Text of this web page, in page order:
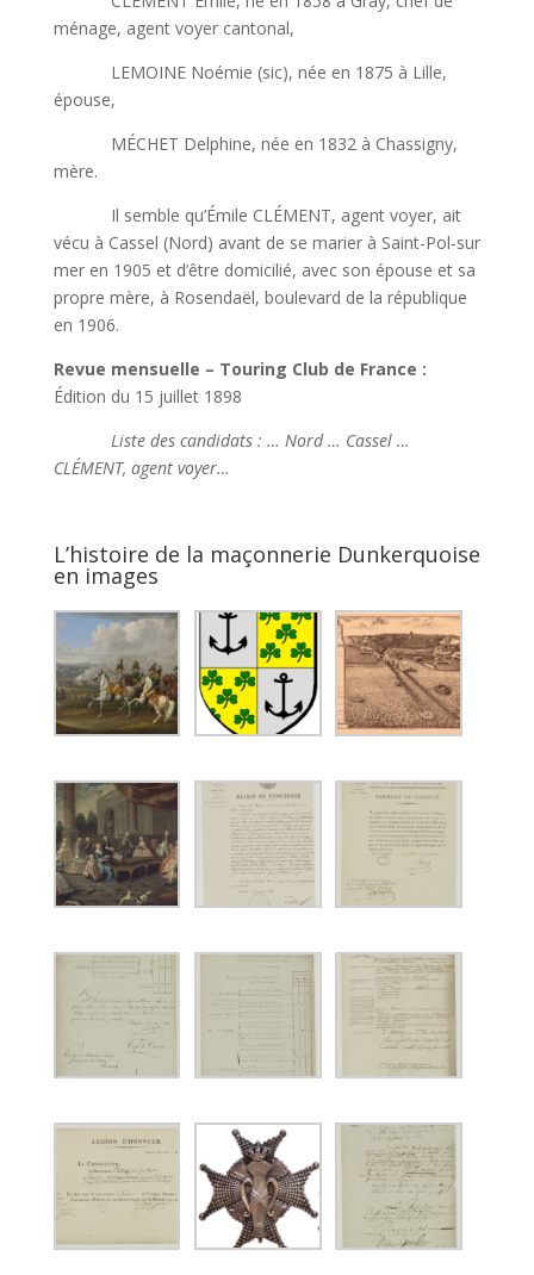
ménage, agent voyer cantonal,
LEMOINE Noémie (sic), née en 1875 à Lille,
épouse,
MÉCHET Delphine, née en 1832 à Chassigny,
mère.
Il semble qu’Émile CLÉMENT, agent voyer, ait
vécu à Cassel (Nord) avant de se marier à Saint-Pol-sur
mer en 1905 et d’être domicilié, avec son épouse et sa
propre mère, à Rosendaël, boulevard de la république
en 1906.
Revue mensuelle – Touring Club de France :
Édition du 15 juillet 1898
Liste des candidats : … Nord … Cassel …
CLÉMENT, agent voyer…
L’histoire de la maçonnerie Dunkerquoise
en images